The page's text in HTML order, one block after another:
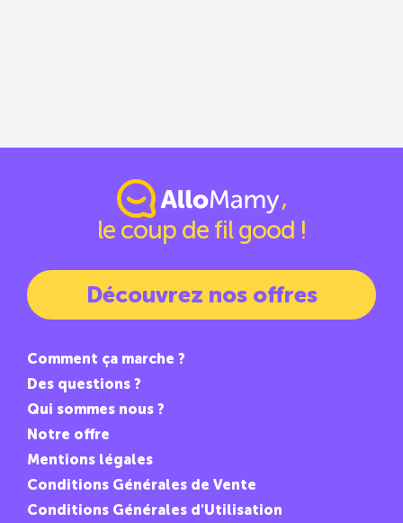
,
le coup de fil good !
Découvrez nos offres
Comment ça marche ?
Des questions ?
Qui sommes nous ?
Notre offre
Mentions légales
Conditions Générales de Vente
Conditions Générales d'Utilisation